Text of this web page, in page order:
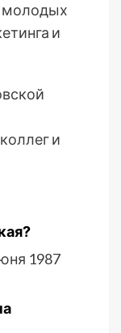
молодых
и
и
1987